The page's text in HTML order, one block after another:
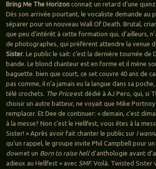
Bring Me The Horizonconnait un retard d’une
Dès son arrivée pourtant, le vocaliste demande au
séparer pour un nouveau Wall Of Death. Brutal,
que peu d’intérêt à cette formation qui, d’ailleurs,
de photographes, qui préfèrent attendre la venue
Sister. Le public le sait: c’est la dernière tournée de
bande. Le blond chanteur est en forme et il mène
baguette. bien que court, ce set couvre 40 ans de
pas comme, il n’a jamais eu la langue dans sa
télé crochets. The Priceest dédié à AJ Pero, qui, si
choisir un autre batteur, ne voyait que Mike
remplacer. Et Dee de continuer: « demain, c’est
à la messe? Non c’est le Hellfest, vous êtes à la
Sister! » Après avoir fait chanter le public sur I
qu’un rappel, le groupe invite Phil Campbell pour un
downet un Born to raise helld’anthologie avant
adieux au Hellfest » avec SMF.Voilà. Twisted Sister